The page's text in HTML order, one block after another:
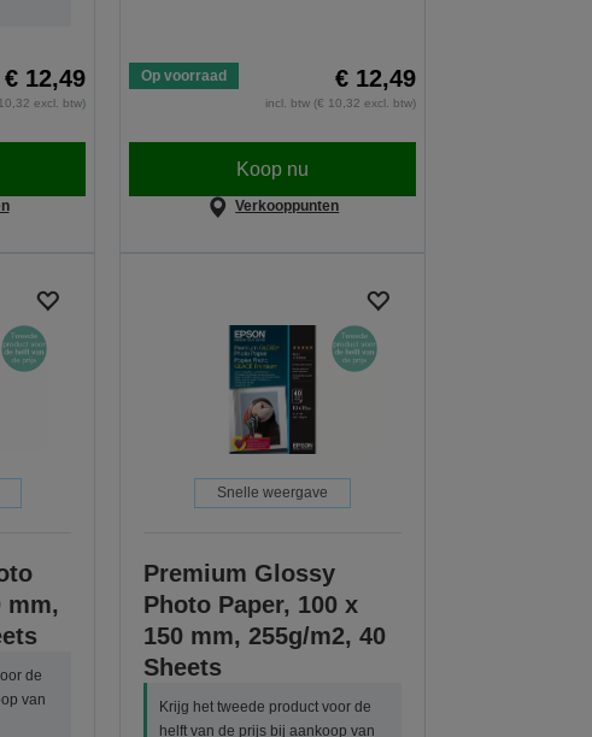
€ 12,49
excl. btw)
Op voorraad € 12,49
incl. btw (€ 10,32 excl. btw)
Koop nu
Verkooppunten
mm,
de
van
Snelle weergave
Premium Glossy
Photo Paper, 100 x
150 mm, 255g/m2, 40
Sheets
Krijg het tweede product voor de
helft van de prijs bij aankoop van